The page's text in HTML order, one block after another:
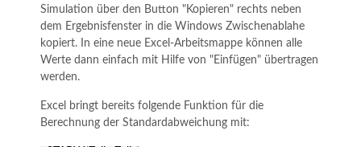
Simulation über den Button "Kopieren" rechts neben
dem Ergebnisfenster in die Windows Zwischenablahe
kopiert. In eine neue Excel-Arbeitsmappe können alle
Werte dann einfach mit Hilfe von "Einfügen" übertragen
werden.
Excel bringt bereits folgende Funktion für die
Berechnung der Standardabweichung mit: